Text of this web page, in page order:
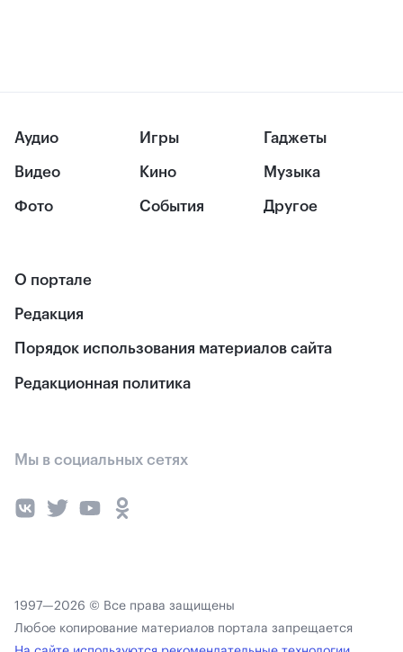
Аудио
Видео
Фото
Игры
Кино
События
Гаджеты
Музыка
Другое
О портале
Редакция
Порядок использования материалов сайта
Редакционная политика
Мы в социальных сетях
1997—2026 © Все права защищены
Любое копирование материалов портала запрещается